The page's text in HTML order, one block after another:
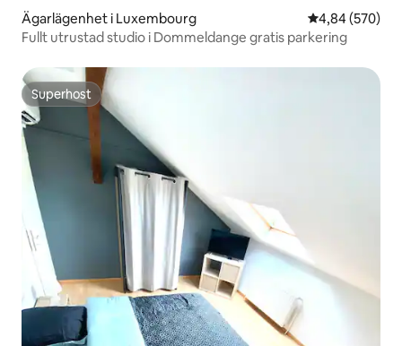
Ägarlägenhet i Luxembourg 4,84 av 5 i
4,84 (570)
Fullt utrustad studio i Dommeldange gratis parkering
Superhost
Superhost